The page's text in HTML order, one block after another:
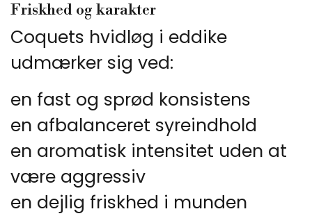
Friskhed og karakter
Coquets hvidløg i eddike
udmærker sig ved:
en fast og sprød konsistens
en afbalanceret syreindhold
en aromatisk intensitet uden at
være aggressiv
en dejlig friskhed i munden